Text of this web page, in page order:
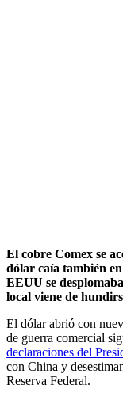
El cobre Comex se
dólar caía también
EEUU se
local viene de
El dólar abrió con
de guerra comercial
declaraciones del
con China y
Reserva Federal.